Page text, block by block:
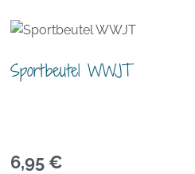
Sportbeutel WWJT
6,95 €